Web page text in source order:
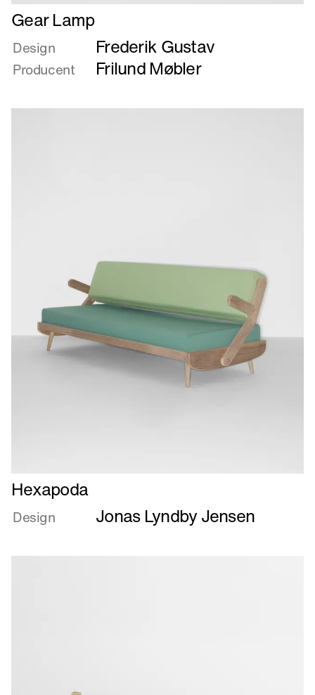
Læs
mere
om
Gear
Lamp
Gear Lamp
Design Frederik Gustav
Producent Frilund Møbler
Læs
mere
om
Hexapoda
Design Jonas Lyndby Jensen